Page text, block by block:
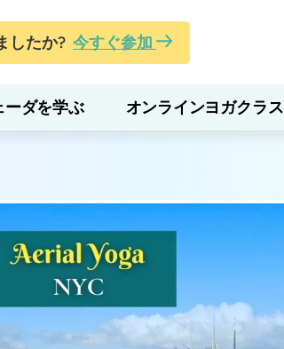
したか? 今すぐ参加
ーダを学ぶ オンラインヨガクラス